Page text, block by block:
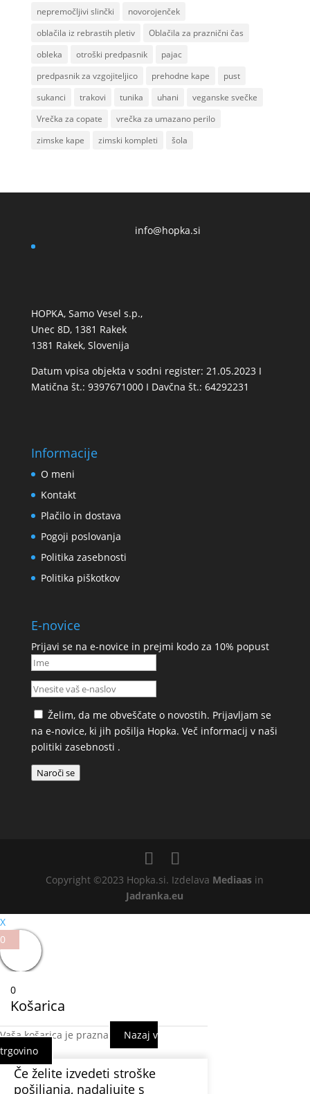
nepremočljivi slinčki
novorojenček
oblačila iz rebrastih pletiv
Oblačila za praznični čas
obleka
otroški predpasnik
pajac
predpasnik za vzgojiteljico
prehodne kape
pust
sukanci
trakovi tunika uhani
veganske svečke
Vrečka za copate
vrečka za umazano perilo
zimske kape
zimski kompleti šola
HOPKA, Samo Vesel s.p.,
Unec 8D, 1381 Rakek
1381 Rakek, Slovenija
Datum vpisa objekta v sodni register: 21.05.2023 I
Matična št.: 9397671000 I Davčna št.: 64292231
info@hopka.si
Informacije
O meni
Kontakt
Plačilo in dostava
Pogoji poslovanja
Politika zasebnosti
Politika piškotkov
E-novice
Prijavi se na e-novice in prejmi kodo za 10% popust
Želim, da me obveščate o novostih. Prijavljam se
na e-novice, ki jih pošilja Hopka. Več informacij v naši
politiki zasebnosti .
Naroči se
Copyright ©2023 Hopka.si. Izdelava Mediaas in
Jadranka.eu
X
0
0
Košarica
Vaša košarica je prazna
Nazaj v
trgovino
Če želite izvedeti stroške
pošiljanja, nadaljujte s